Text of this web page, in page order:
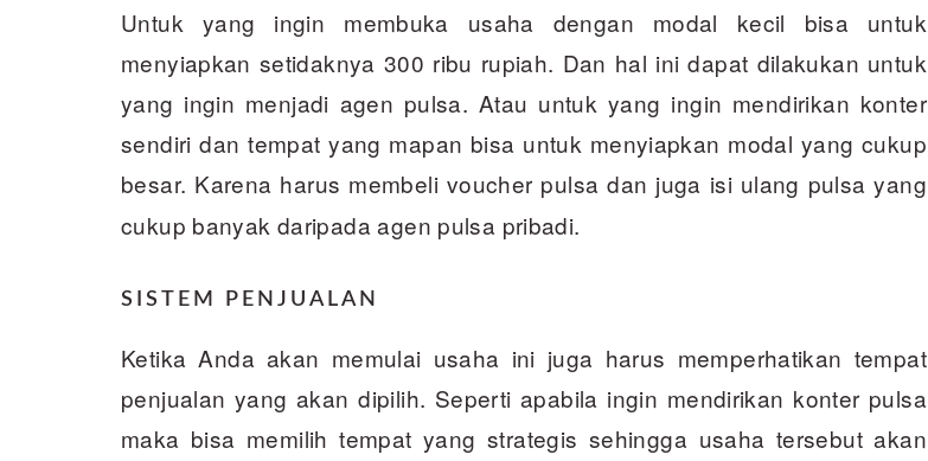
Untuk yang ingin membuka usaha dengan modal kecil bisa untuk
menyiapkan setidaknya 300 ribu rupiah. Dan hal ini dapat dilakukan untuk
yang ingin menjadi agen pulsa. Atau untuk yang ingin mendirikan konter
sendiri dan tempat yang mapan bisa untuk menyiapkan modal yang cukup
besar. Karena harus membeli voucher pulsa dan juga isi ulang pulsa yang
cukup banyak daripada agen pulsa pribadi.
SISTEM PENJUALAN
Ketika Anda akan memulai usaha ini juga harus memperhatikan tempat
penjualan yang akan dipilih. Seperti apabila ingin mendirikan konter pulsa
maka bisa memilih tempat yang strategis sehingga usaha tersebut akan